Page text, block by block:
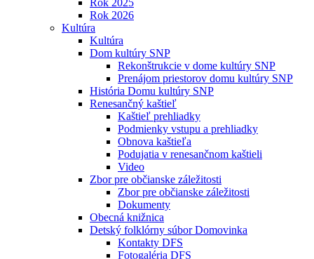
Rok 2025
Rok 2026
Kultúra
Kultúra
Dom kultúry SNP
Rekonštrukcie v dome kultúry SNP
Prenájom priestorov domu kultúry SNP
História Domu kultúry SNP
Renesančný kaštieľ
Kaštieľ prehliadky
Podmienky vstupu a prehliadky
Obnova kaštieľa
Podujatia v renesančnom kaštieli
Video
Zbor pre občianske záležitosti
Zbor pre občianske záležitosti
Dokumenty
Obecná knižnica
Detský folklórny súbor Domovinka
Kontakty DFS
Fotogaléria DFS